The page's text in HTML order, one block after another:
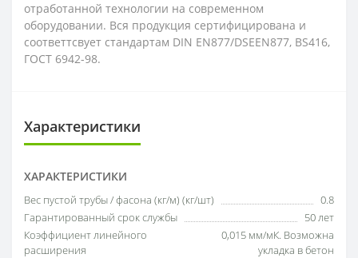
отработанной технологии на современном
оборудовании. Вся продукция сертифицирована и
соответтсвует стандартам DIN EN877/DSEEN877, BS416,
ГОСТ 6942-98.
Характеристики
ХАРАКТЕРИСТИКИ
Вес пустой трубы / фасона (кг/м) (кг/шт)
0.8
Гарантированный срок службы
50 лет
Коэффициент линейного
расширения
0,015 мм/мК. Возможна
укладка в бетон